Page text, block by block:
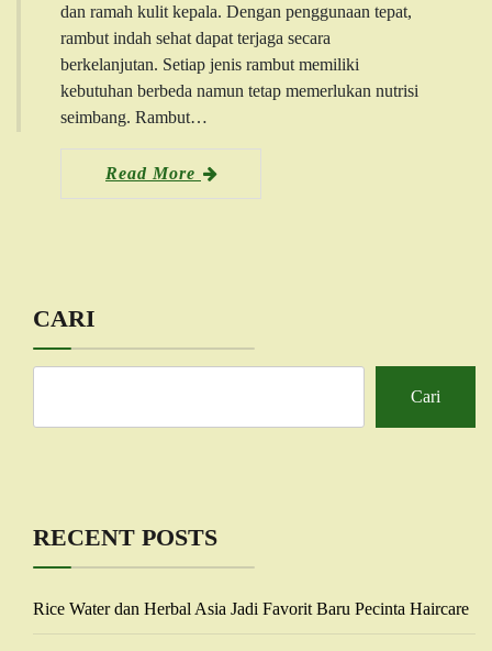
dan ramah kulit kepala. Dengan penggunaan tepat,
rambut indah sehat dapat terjaga secara
berkelanjutan. Setiap jenis rambut memiliki
kebutuhan berbeda namun tetap memerlukan nutrisi
seimbang. Rambut…
Read More
CARI
Cari
RECENT POSTS
Rice Water dan Herbal Asia Jadi Favorit Baru Pecinta Haircare